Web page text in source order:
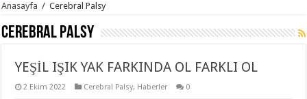
Anasayfa / Cerebral Palsy
Cerebral Palsy
​YEŞİL IŞIK YAK FARKINDA OL FARKLI OL
2 Ekim 2022 Cerebral Palsy, Haberler 0